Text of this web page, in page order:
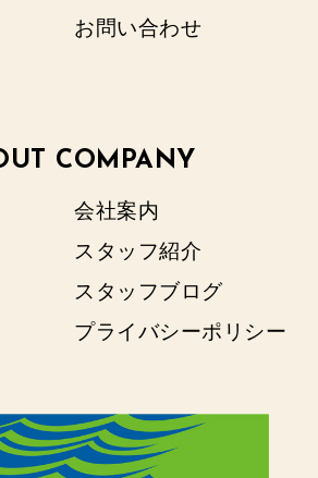
お問い合わせ
COMPANY
会社案内
スタッフ紹介
スタッフブログ
プライバシーポリシー